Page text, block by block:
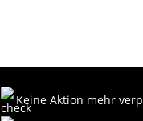
Keine Aktion mehr